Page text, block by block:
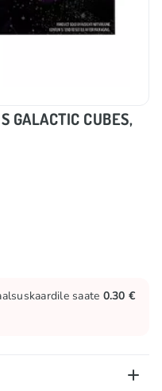
CUBES,
saate 0.30 €